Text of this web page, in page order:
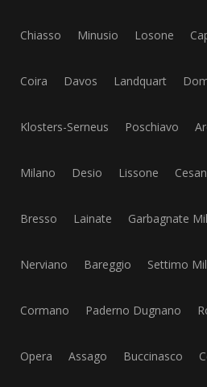
Chiasso Minusio Losone
Coira Davos Landquart
Klosters-Serneus Poschiavo
Milano Desio Lissone
Bresso Lainate Garbagnate
Nerviano Bareggio Settimo
Cormano Paderno Dugnano
Opera Assago Buccinasco